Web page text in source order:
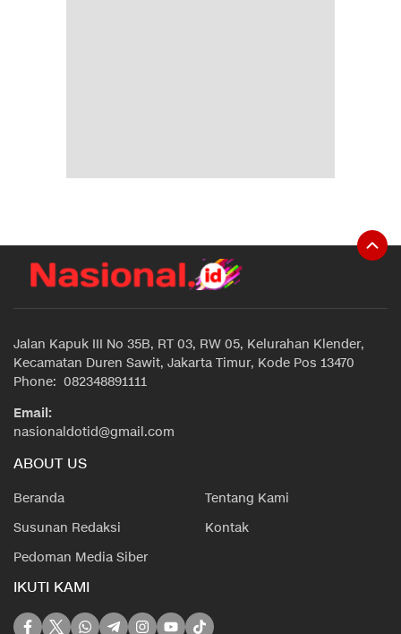
Jalan Kapuk III No 35B, RT 03, RW 05, Kelurahan Klender,
Kecamatan Duren Sawit, Jakarta Timur, Kode Pos 13470
Phone: 082348891111
Email:
nasionaldotid@gmail.com
ABOUT US
Beranda
Tentang Kami
Susunan Redaksi
Kontak
Pedoman Media Siber
IKUTI KAMI